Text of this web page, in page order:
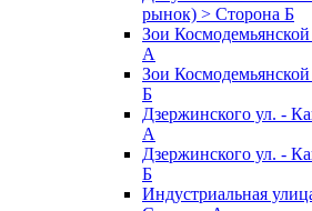
рынок) > Сторона Б
Зои
А
Зои
Б
Дзержинского ул. -
А
Дзержинского ул. -
Б
Индустриальная